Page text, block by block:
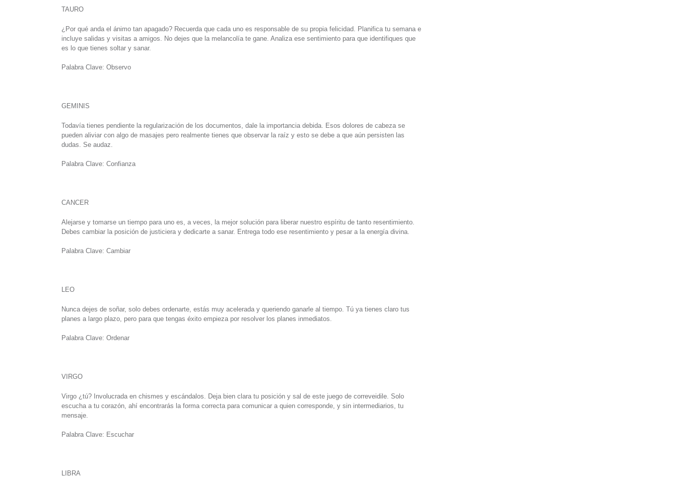
TAURO
¿Por qué anda el ánimo tan apagado? Recuerda que cada uno es responsable de su propia felicidad. Planifica tu semana e
incluye salidas y visitas a amigos. No dejes que la melancolía te gane. Analiza ese sentimiento para que identifiques que
es lo que tienes soltar y sanar.
Palabra Clave: Observo
GEMINIS
Todavía tienes pendiente la regularización de los documentos, dale la importancia debida. Esos dolores de cabeza se
pueden aliviar con algo de masajes pero realmente tienes que observar la raíz y esto se debe a que aún persisten las
dudas. Se audaz.
Palabra Clave: Confianza
CANCER
Alejarse y tomarse un tiempo para uno es, a veces, la mejor solución para liberar nuestro espíritu de tanto resentimiento.
Debes cambiar la posición de justiciera y dedicarte a sanar. Entrega todo ese resentimiento y pesar a la energía divina.
Palabra Clave: Cambiar
LEO
Nunca dejes de soñar, solo debes ordenarte, estás muy acelerada y queriendo ganarle al tiempo. Tú ya tienes claro tus
planes a largo plazo, pero para que tengas éxito empieza por resolver los planes inmediatos.
Palabra Clave: Ordenar
VIRGO
Virgo ¿tú? Involucrada en chismes y escándalos. Deja bien clara tu posición y sal de este juego de correveidile. Solo
escucha a tu corazón, ahí encontrarás la forma correcta para comunicar a quien corresponde, y sin intermediarios, tu
mensaje.
Palabra Clave: Escuchar
LIBRA